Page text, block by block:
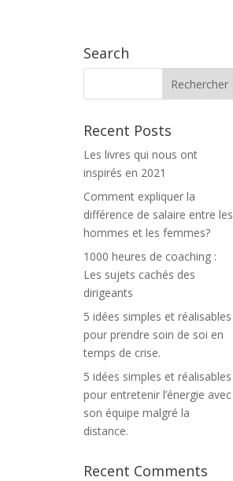
Search
Recent Posts
Les livres qui nous ont
inspirés en 2021
Comment expliquer la
différence de salaire entre les
hommes et les femmes?
1000 heures de coaching :
Les sujets cachés des
dirigeants
5 idées simples et réalisables
pour prendre soin de soi en
temps de crise.
5 idées simples et réalisables
pour entretenir l’énergie avec
son équipe malgré la
distance.
Recent Comments